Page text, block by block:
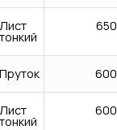
Лист
тонкий
650
Пруток 600
Лист
тонкий
600